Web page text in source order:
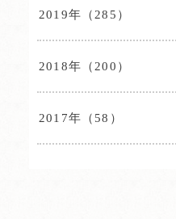
2019年（285）
2018年（200）
2017年（58）